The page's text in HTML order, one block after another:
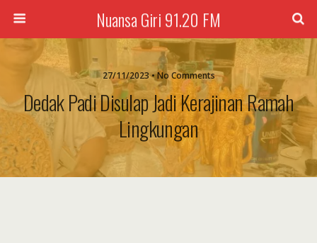
Nuansa Giri 91.20 FM
27/11/2023 • No Comments
Dedak Padi Disulap Jadi Kerajinan Ramah
Lingkungan